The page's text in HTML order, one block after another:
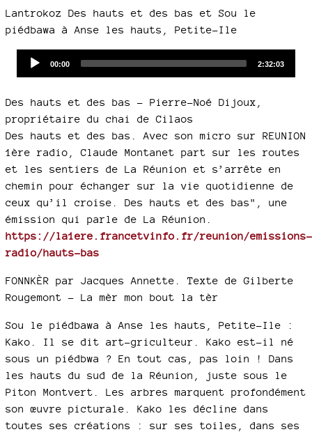
Lantrokoz Des hauts et des bas et Sou le
piédbawa à Anse les hauts, Petite-Ile
Current
00:00
Total
2:32:03
Des hauts et des bas - Pierre-Noé Dijoux,
propriétaire du chai de Cilaos
Des hauts et des bas. Avec son micro sur REUNION
1ère radio, Claude Montanet part sur les routes
et les sentiers de La Réunion et s’arrête en
chemin pour échanger sur la vie quotidienne de
ceux qu’il croise. Des hauts et des bas", une
émission qui parle de La Réunion.
https://la1ere.francetvinfo.fr/reunion/emissions-
radio/hauts-bas
FONNKÈR par Jacques Annette. Texte de Gilberte
Rougemont - La mèr mon bout la tèr
Sou le piédbawa à Anse les hauts, Petite-Ile :
Kako. Il se dit art-griculteur. Kako est-il né
sous un piédbwa ? En tout cas, pas loin ! Dans
les hauts du sud de la Réunion, juste sous le
Piton Montvert. Les arbres marquent profondément
son œuvre picturale. Kako les décline dans
toutes ses créations : sur ses toiles, dans ses